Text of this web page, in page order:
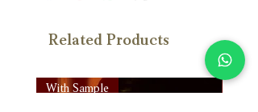
Related Products
With Sample With